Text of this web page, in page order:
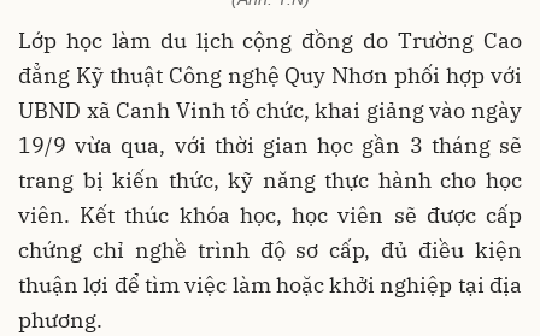
Lớp học làm du lịch cộng đồng do Trường Cao
đẳng Kỹ thuật Công nghệ Quy Nhơn phối hợp với
UBND xã Canh Vinh tổ chức, khai giảng vào ngày
19/9 vừa qua, với thời gian học gần 3 tháng sẽ
trang bị kiến thức, kỹ năng thực hành cho học
viên. Kết thúc khóa học, học viên sẽ được cấp
chứng chỉ nghề trình độ sơ cấp, đủ điều kiện
thuận lợi để tìm việc làm hoặc khởi nghiệp tại địa
phương.